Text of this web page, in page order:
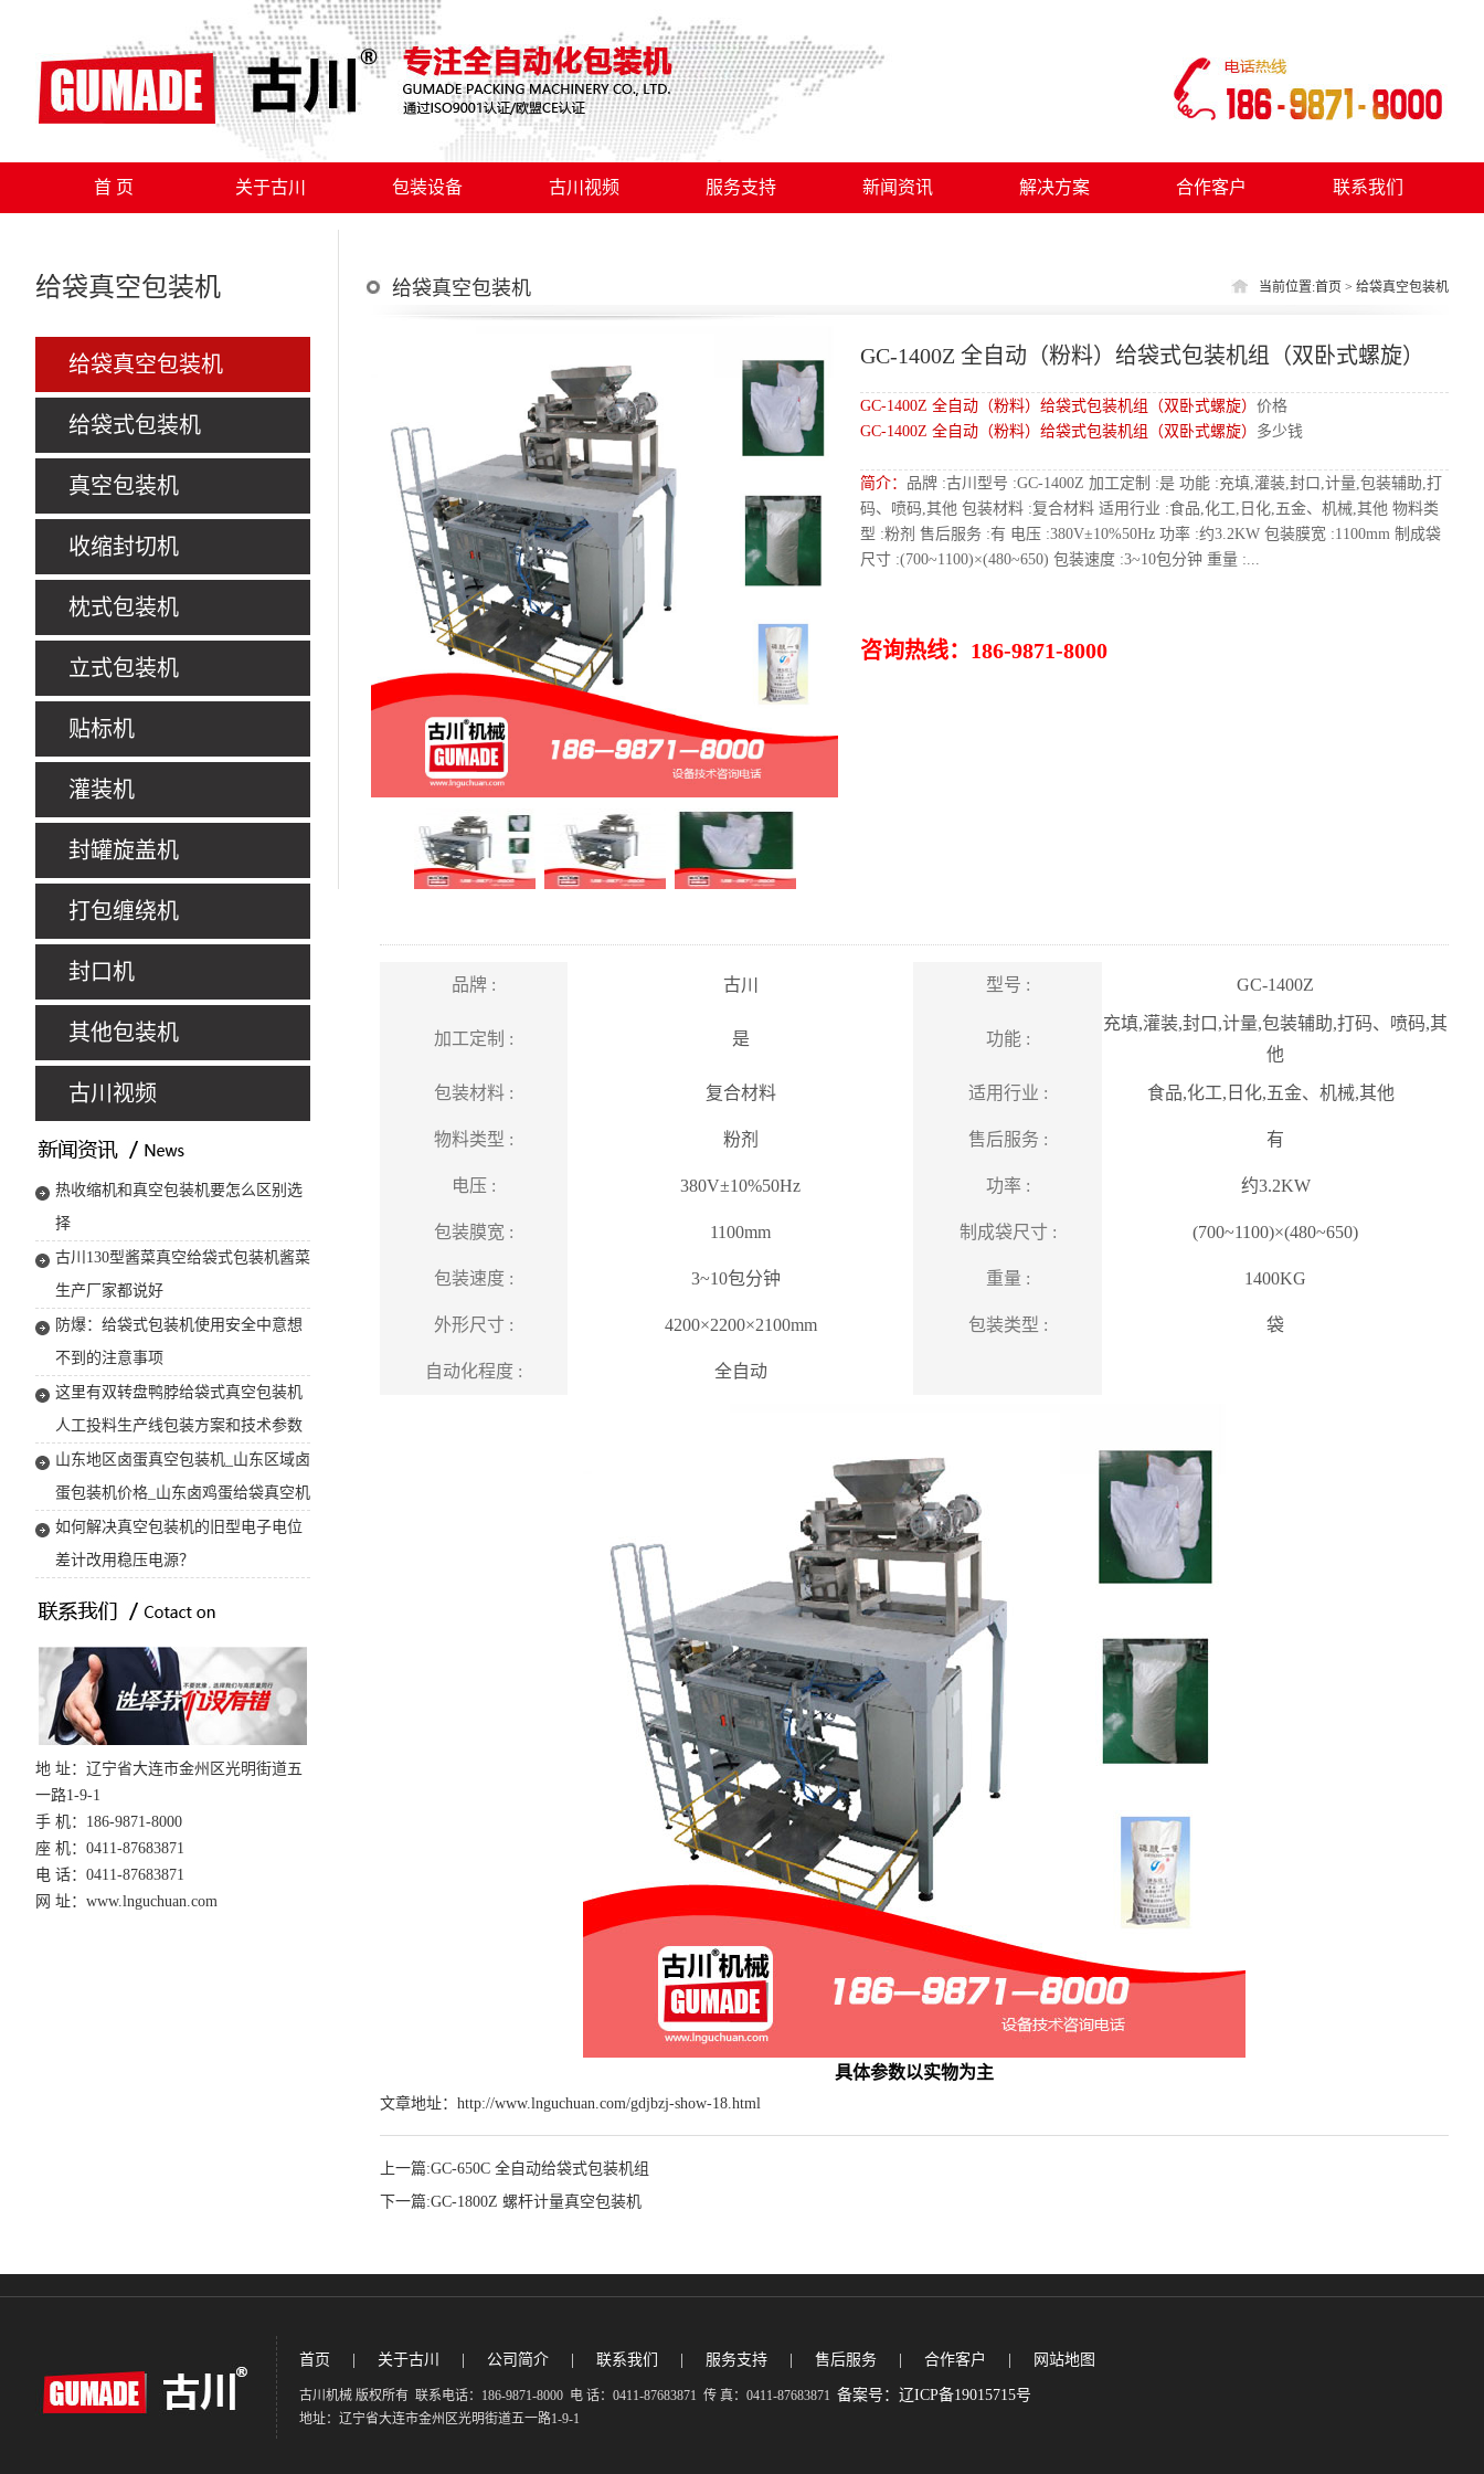
首 页 关于古川 包装设备 古川视频 服务支持 新闻资讯 解决方案 合作客户 联系我们
给袋真空包装机
给袋真空包装机
给袋式包装机
真空包装机
收缩封切机
枕式包装机
立式包装机
贴标机
灌装机
封罐旋盖机
打包缠绕机
封口机
其他包装机
古川视频
热收缩机和真空包装机要怎么区别选
择
古川130型酱菜真空给袋式包装机酱菜
生产厂家都说好
防爆：给袋式包装机使用安全中意想
不到的注意事项
这里有双转盘鸭脖给袋式真空包装机
人工投料生产线包装方案和技术参数
山东地区卤蛋真空包装机_山东区域卤
蛋包装机价格_山东卤鸡蛋给袋真空机
如何解决真空包装机的旧型电子电位
差计改用稳压电源？
地 址：辽宁省大连市金州区光明街道五
一路1-9-1
手 机：186-9871-8000
座 机：0411-87683871
电 话：0411-87683871
网 址：www.lnguchuan.com
给袋真空包装机 当前位置:首页 > 给袋真空包装机
GC-1400Z 全自动（粉料）给袋式包装机组（双卧式螺旋）
GC-1400Z 全自动（粉料）给袋式包装机组（双卧式螺旋）价格
GC-1400Z 全自动（粉料）给袋式包装机组（双卧式螺旋） 多少钱
简介： 品牌 :古川型号 :GC-1400Z 加工定制 :是 功能 :充填,灌装,封口,计量,包装辅助,打
码、喷码,其他 包装材料 :复合材料 适用行业 :食品,化工,日化,五金、机械,其他 物料类
型 :粉剂 售后服务 :有 电压 :380V±10%50Hz 功率 :约3.2KW 包装膜宽 :1100mm 制成袋
尺寸 :(700~1100)×(480~650) 包装速度 :3~10包分钟 重量 :...
咨询热线：186-9871-8000
品牌 : 古川 型号 : GC-1400Z
加工定制 : 是 功能 :
充填,灌装,封口,计量,包装辅助,打码、喷码,其
他
包装材料 : 复合材料 适用行业 : 食品,化工,日化,五金、机械,其他
物料类型 : 粉剂 售后服务 : 有
电压 : 380V±10%50Hz 功率 : 约3.2KW
包装膜宽 : 1100mm 制成袋尺寸 : (700~1100)×(480~650)
包装速度 : 3~10包分钟 重量 : 1400KG
外形尺寸 : 4200×2200×2100mm 包装类型 : 袋
自动化程度 : 全自动
具体参数以实物为主
文章地址：http://www.lnguchuan.com/gdjbzj-show-18.html
上一篇:GC-650C 全自动给袋式包装机组
下一篇:GC-1800Z 螺杆计量真空包装机
首页 关于古川 公司简介 联系我们 服务支持 售后服务 合作客户 网站地图
古川机械 版权所有 联系电话：186-9871-8000 电 话：0411-87683871 传 真：0411-87683871 备案号：辽ICP备19015715号
地址：辽宁省大连市金州区光明街道五一路1-9-1